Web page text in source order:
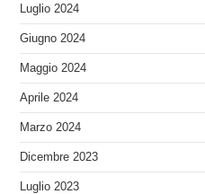
Luglio 2024
Giugno 2024
Maggio 2024
Aprile 2024
Marzo 2024
Dicembre 2023
Luglio 2023